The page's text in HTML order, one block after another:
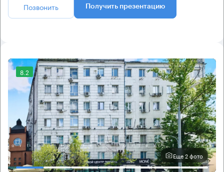
Позвонить Получить презентацию
8.2
Еще 2 фото